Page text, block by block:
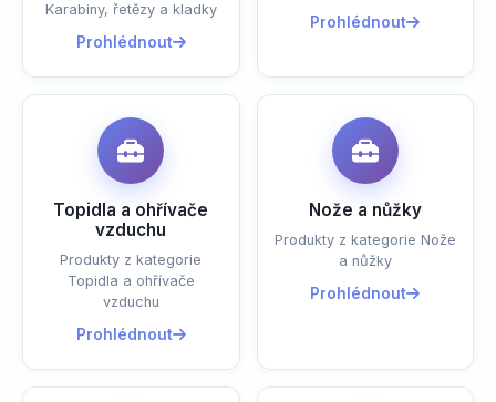
Karabiny, řetězy a kladky
Prohlédnout
Prohlédnout
Topidla a ohřívače
vzduchu
Produkty z kategorie
Topidla a ohřívače
vzduchu
Prohlédnout
Nože a nůžky
Produkty z kategorie Nože
a nůžky
Prohlédnout